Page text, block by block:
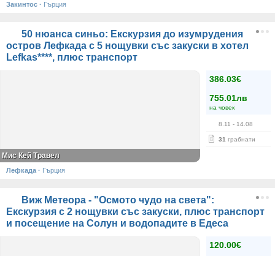
Закинтос · Гърция
50 нюанса синьо: Екскурзия до изумрудения
остров Лефкада с 5 нощувки със закуски в хотел
Lefkas****, плюс транспорт
386.03€
755.01лв
на човек
8.11 - 14.08
31 грабнати
Мис Кей Травел
Лефкада · Гърция
Виж Метеора - "Осмото чудо на света":
Екскурзия с 2 нощувки със закуски, плюс транспорт
и посещение на Солун и водопадите в Едеса
120.00€